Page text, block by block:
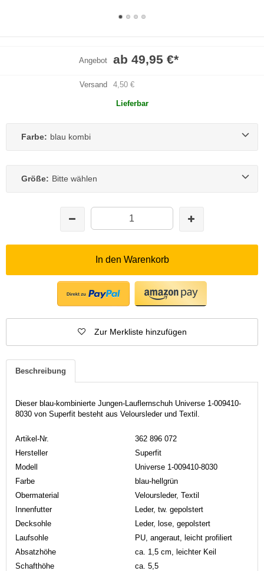
Angebot ab 49,95 €*
Versand 4,50 €
Lieferbar
Farbe: blau kombi
Größe: Bitte wählen
In den Warenkorb
Zur Merkliste hinzufügen
Beschreibung
Dieser blau-kombinierte Jungen-Lauflernschuh Universe 1-009410-
8030 von Superfit besteht aus Veloursleder und Textil.
Artikel-Nr.
362 896 072
Hersteller
Superfit
Modell
Universe 1-009410-8030
Farbe
blau-hellgrün
Obermaterial
Veloursleder, Textil
Innenfutter
Leder, tw. gepolstert
Decksohle
Leder, lose, gepolstert
Laufsohle
PU, angeraut, leicht profiliert
Absatzhöhe
ca. 1,5 cm, leichter Keil
Schafthöhe
ca. 5,5